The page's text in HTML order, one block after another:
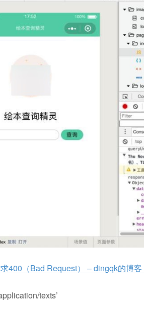
400（Bad Request） – dingqk的博
texts’